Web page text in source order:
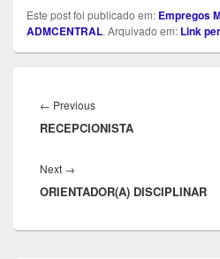
Este post foi publicado em: Empregos
ADMCENTRAL. Arquivado em: Link
de
Post
← PreviousPrevious
post:
RECEPCIONISTA
Next →
post:
ORIENTADOR(A) DISCIPLINAR